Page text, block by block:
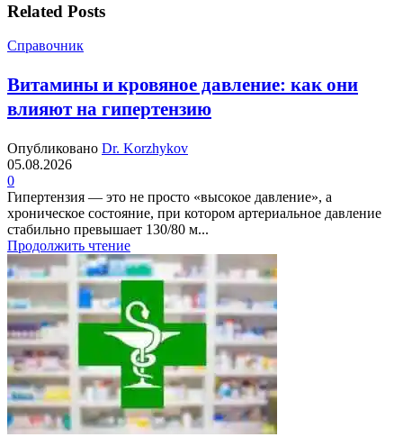
Related Posts
Справочник
Витамины и кровяное давление: как они
влияют на гипертензию
Опубликовано Dr. Korzhykov
05.08.2026
0
Гипертензия — это не просто «высокое давление», а
хроническое состояние, при котором артериальное давление
стабильно превышает 130/80 м...
Продолжить чтение